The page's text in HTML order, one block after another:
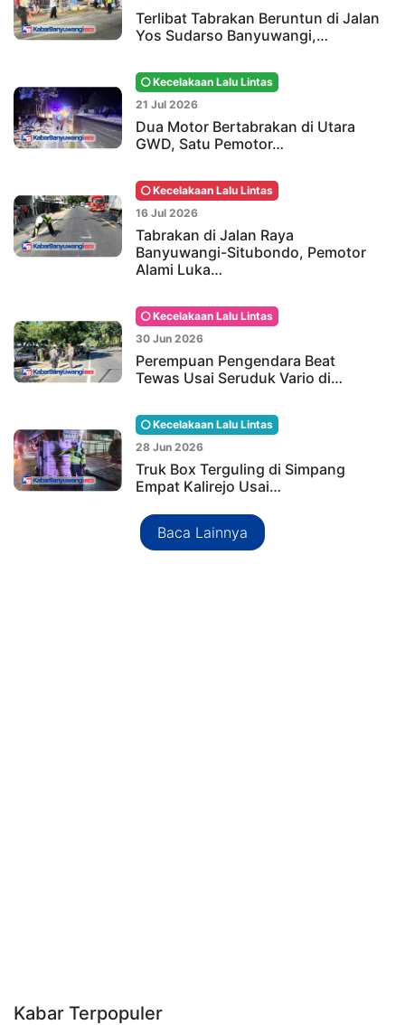
Terlibat Tabrakan Beruntun di Jalan
Yos Sudarso Banyuwangi,…
Kecelakaan Lalu Lintas
21 Jul 2026
Dua Motor Bertabrakan di Utara
GWD, Satu Pemotor…
Kecelakaan Lalu Lintas
16 Jul 2026
Tabrakan di Jalan Raya
Banyuwangi-Situbondo, Pemotor
Alami Luka…
Kecelakaan Lalu Lintas
30 Jun 2026
Perempuan Pengendara Beat
Tewas Usai Seruduk Vario di…
Kecelakaan Lalu Lintas
28 Jun 2026
Truk Box Terguling di Simpang
Empat Kalirejo Usai…
Baca Lainnya
Kabar Terpopuler